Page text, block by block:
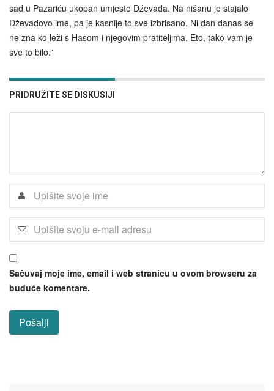
sad u Pazariću ukopan umjesto Dževada. Na nišanu je stajalo
Dževadovo ime, pa je kasnije to sve izbrisano. Ni dan danas se
ne zna ko leži s Hasom i njegovim pratiteljima. Eto, tako vam je
sve to bilo.”
PRIDRUŽITE SE DISKUSIJI
Sačuvaj moje ime, email i web stranicu u ovom browseru za
buduće komentare.